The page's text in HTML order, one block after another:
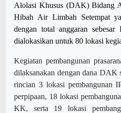
Alolasi Khusus (DAK) Bidang
Hibah Air Limbah Setempat
dengan total anggaran
dialokasikan untuk 80 lokasi
Kegiatan pembangunan
dilaksanakan dengan dana DAK
rincian 3 lokasi pembangunan
perpipaan, 18 lokasi
KK, serta 19 lokasi